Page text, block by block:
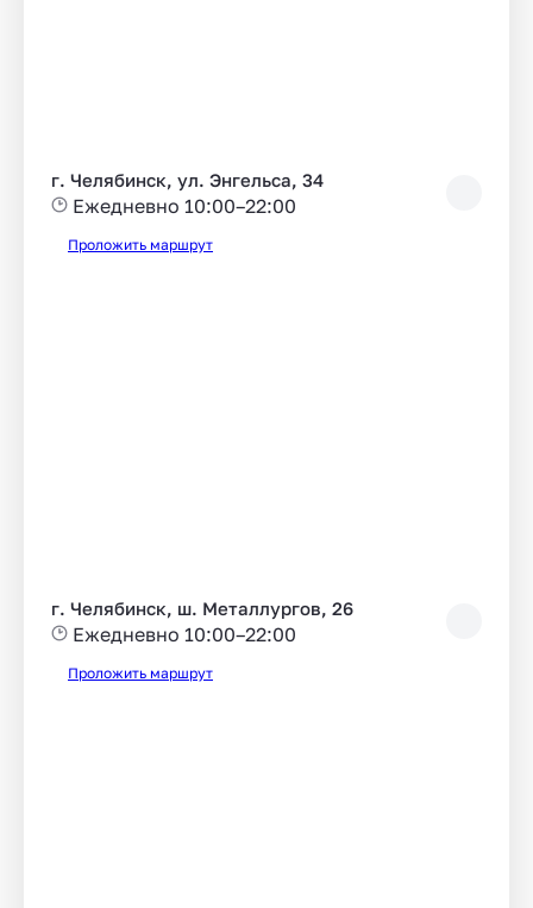
г. Челябинск, ул. Энгельса, 34
Ежедневно 10:00–22:00
Проложить маршрут
г. Челябинск, ш. Металлургов, 26
Ежедневно 10:00–22:00
Проложить маршрут